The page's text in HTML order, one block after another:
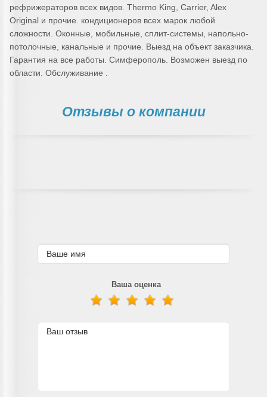
рефрижераторов всех видов. Thermo King, Carrier, Alex
Original и прочие. кондиционеров всех марок любой
сложности. Оконные, мобильные, сплит-системы, напольно-
потолочные, канальные и прочие. Выезд на объект заказчика.
Гарантия на все работы. Симферополь. Возможен выезд по
области. Обслуживание .
Отзывы о компании
Ваша оценка